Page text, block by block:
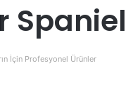
Spaniel
İçin Profesyonel Ürünler